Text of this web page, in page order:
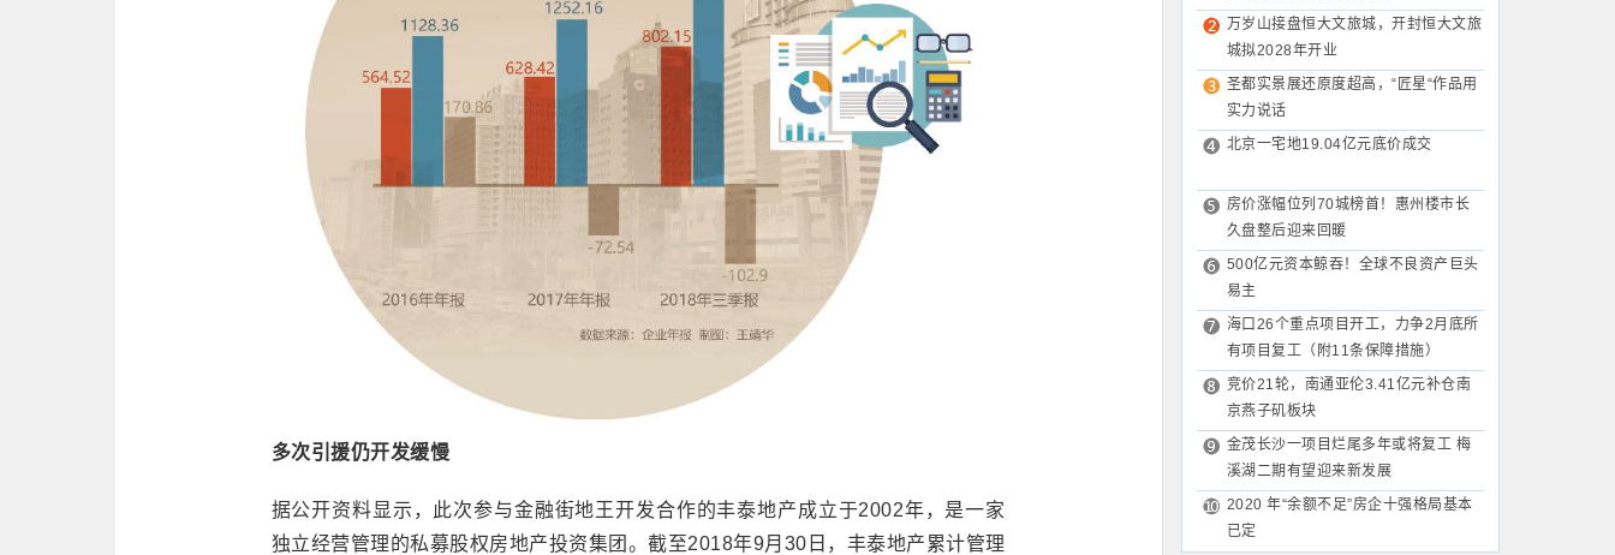
多次引援仍开发缓慢
据公开资料显示，此次参与金融街地王开发合作的丰泰地产成立于2002年，是一家
独立经营管理的私募股权房地产投资集团。截至2018年9月30日，丰泰地产累计管理
万岁山接盘恒大文旅城，开封恒大文旅
城拟2028年开业
圣都实景展还原度超高，“匠星“作品用
实力说话
北京一宅地19.04亿元底价成交
房价涨幅位列70城榜首！惠州楼市长
久盘整后迎来回暖
500亿元资本鲸吞！全球不良资产巨头
易主
海口26个重点项目开工，力争2月底所
有项目复工（附11条保障措施）
竞价21轮，南通亚伦3.41亿元补仓南
京燕子矶板块
金茂长沙一项目烂尾多年或将复工 梅
溪湖二期有望迎来新发展
2020 年“余额不足”房企十强格局基本
已定